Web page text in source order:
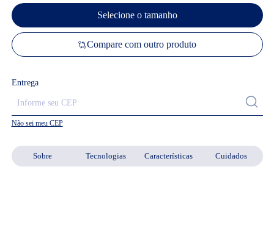
Sobre Tecnologias Características Cuidados
Selecione o tamanho
Compare com outro produto
Entrega
Não sei meu CEP